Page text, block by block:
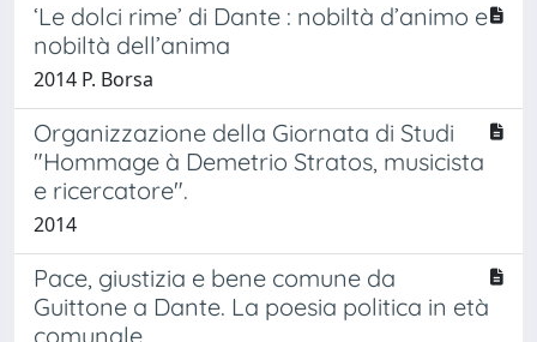
‘Le dolci rime’ di Dante : nobiltà d’animo e
nobiltà dell’anima
2014 P. Borsa
Organizzazione della Giornata di Studi
"Hommage à Demetrio Stratos, musicista
e ricercatore".
2014
Pace, giustizia e bene comune da
Guittone a Dante. La poesia politica in età
comunale